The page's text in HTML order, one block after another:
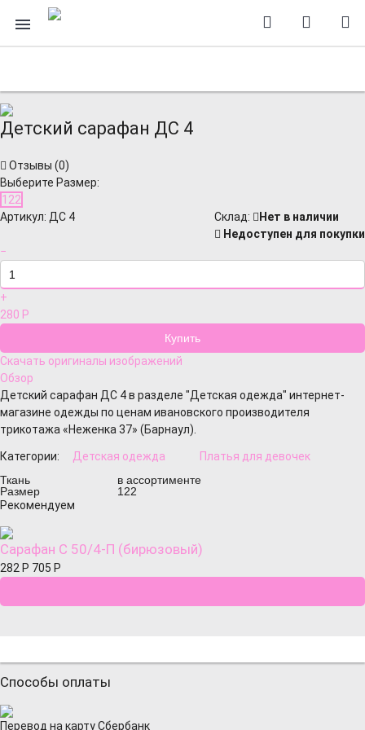
Детский сарафан ДС 4
Отзывы (0)
Выберите Размер:
122
Артикул: ДС 4 Cклад:
Нет в наличии
Недоступен для покупки
−
+
280 Р
Скачать оригиналы изображений
Обзор
Детский сарафан ДС 4 в разделе "Детская одежда" интернет-
магазине одежды по ценам ивановского производителя
трикотажа «Неженка 37» (Барнаул).
Категории: Детская одежда
Платья для девочек
Ткань
в ассортименте
Размер
122
Рекомендуем
Сарафан С 50/4-П (бирюзовый)
282 Р 705 Р
Способы оплаты
Перевод на карту Сбербанк